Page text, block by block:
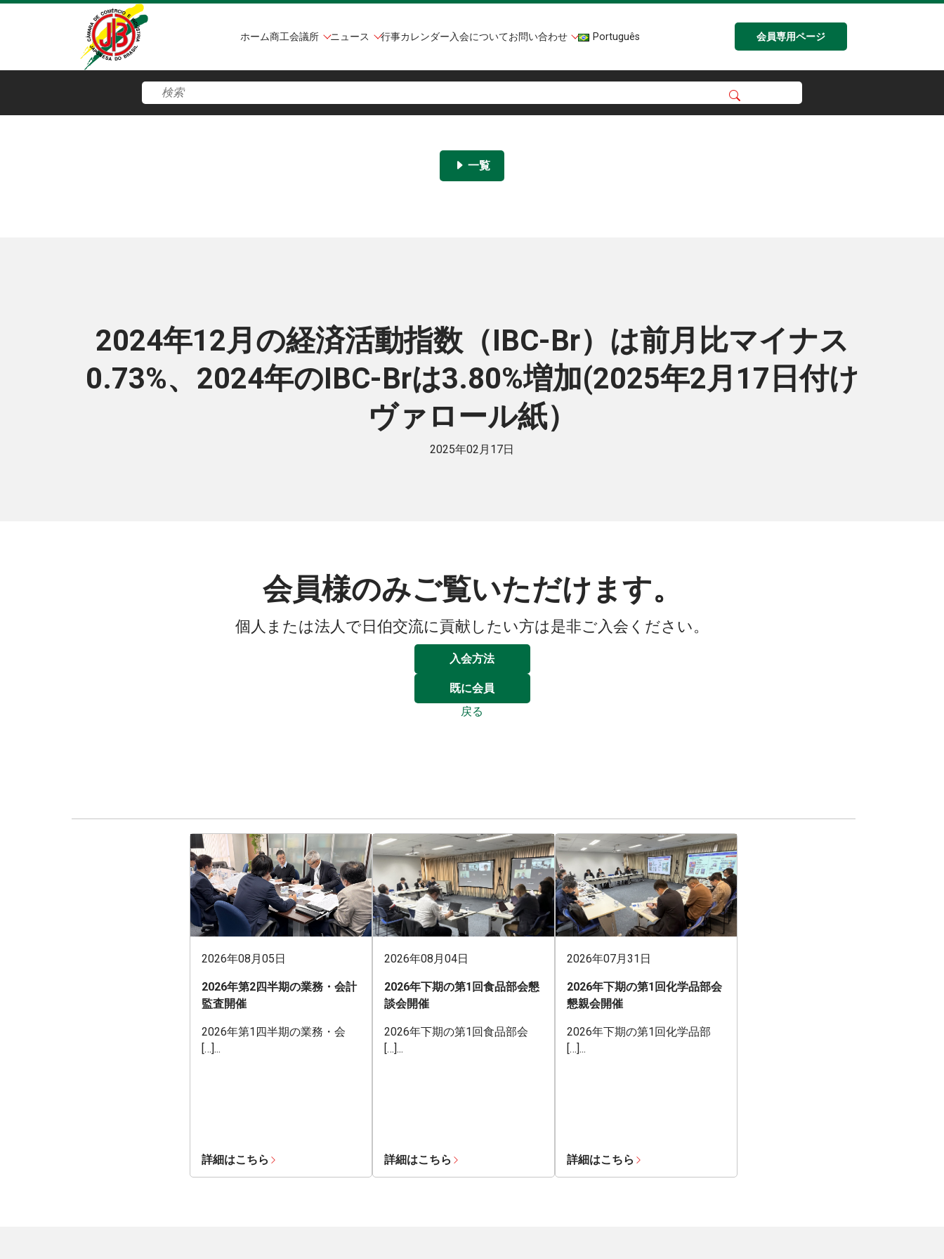
ホーム商工会議所 ニュース 行事カレンダー入会についてお問い合わせ Português 会員専用ページ
一覧
2024年12月の経済活動指数（IBC-Br）は前月比マイナス
0.73%、2024年のIBC-Brは3.80%増加(2025年2月17日付け
ヴァロール紙）
2025年02月17日
会員様のみご覧いただけます。
個人または法人で日伯交流に貢献したい方は是非ご入会ください。
入会方法
既に会員
戻る
2026年08月05日
2026年第2四半期の業務・会計
監査開催
2026年第1四半期の業務・会
[…]...
詳細はこちら
2026年08月04日
2026年下期の第1回食品部会懇
談会開催
2026年下期の第1回食品部会
[…]...
詳細はこちら
2026年07月31日
2026年下期の第1回化学品部会
懇親会開催
2026年下期の第1回化学品部
[…]...
詳細はこちら